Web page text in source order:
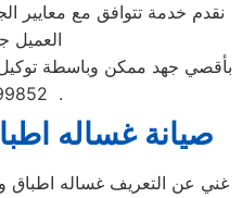
نقدم خدمة تتوافق مع معايير
العميل
بأقصي جهد ممكن وباسطة
01210999852 .
صيانة غساله
غني عن التعريف غساله اطباق